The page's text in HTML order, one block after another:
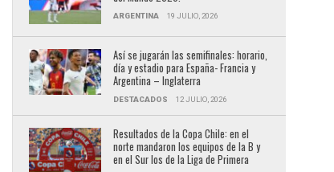
ARGENTINA 19 JULIO, 2026
Así se jugarán las semifinales: horario,
día y estadio para España- Francia y
Argentina – Inglaterra
DESTACADOS 12 JULIO, 2026
Resultados de la Copa Chile: en el
norte mandaron los equipos de la B y
en el Sur los de la Liga de Primera